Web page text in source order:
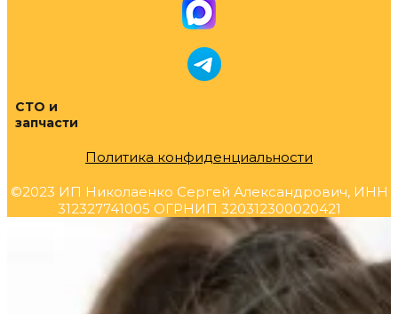
СТО и
запчасти
Политика конфиденциальности
©2023 ИП Николаенко Сергей Александрович, ИНН
312327741005 ОГРНИП 320312300020421